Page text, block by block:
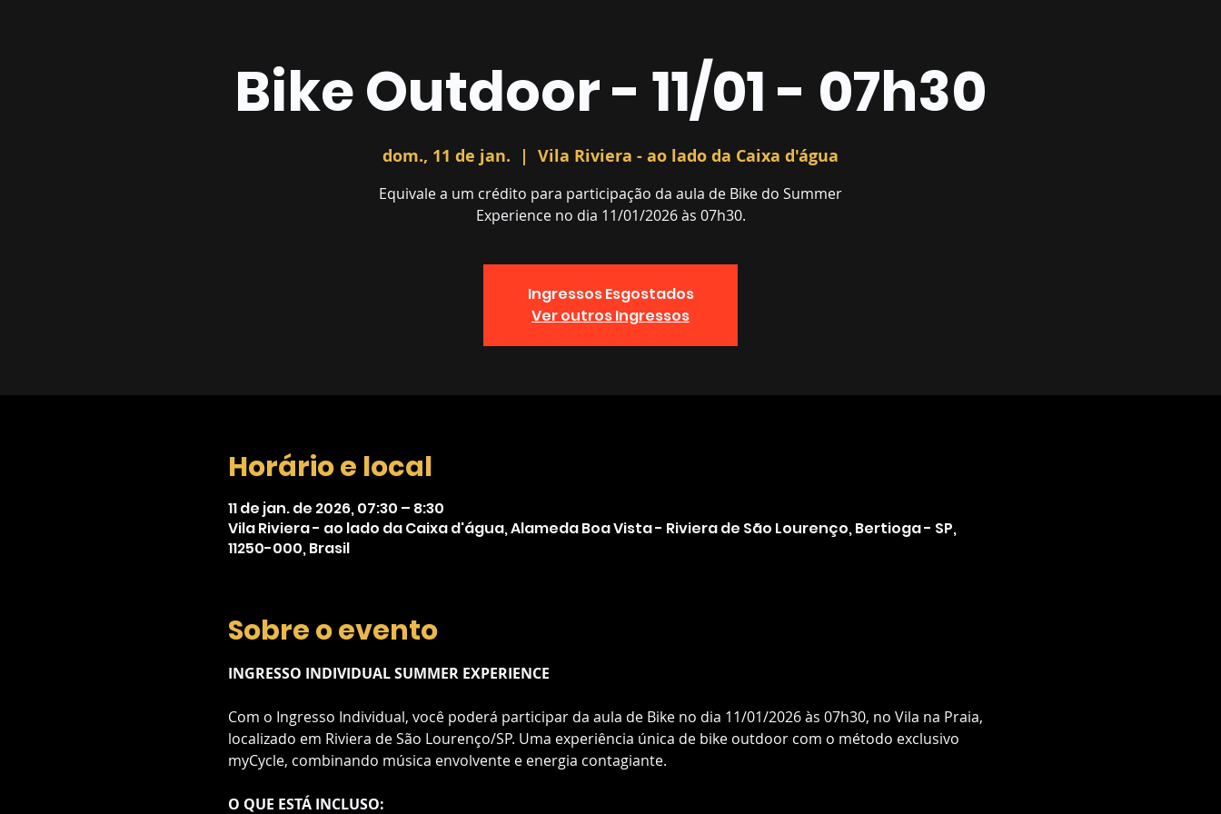
Bike Outdoor - 11/01 - 07h30
dom., 11 de jan.
  |
Vila Riviera - ao lado da Caixa d'água
Equivale a um crédito para participação da aula de Bike do Summer
Experience no dia 11/01/2026 às 07h30.
Ingressos Esgostados
Ver outros Ingressos
Horário e local
11 de jan. de 2026, 07:30 – 8:30
Vila Riviera - ao lado da Caixa d'água, Alameda Boa Vista - Riviera de São Lourenço, Bertioga - SP,
11250-000, Brasil
Sobre o evento
INGRESSO INDIVIDUAL SUMMER EXPERIENCE
Com o Ingresso Individual, você poderá participar da aula de Bike no dia 11/01/2026 às 07h30, no Vila na Praia,
localizado em Riviera de São Lourenço/SP. Uma experiência única de bike outdoor com o método exclusivo
myCycle, combinando música envolvente e energia contagiante.
O QUE ESTÁ INCLUSO: